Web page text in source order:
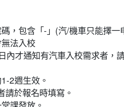
，包含「-」(汽/機車只能擇一
法入校
才通知有汽車入校需求者，
2週生效。
於報名時填寫。